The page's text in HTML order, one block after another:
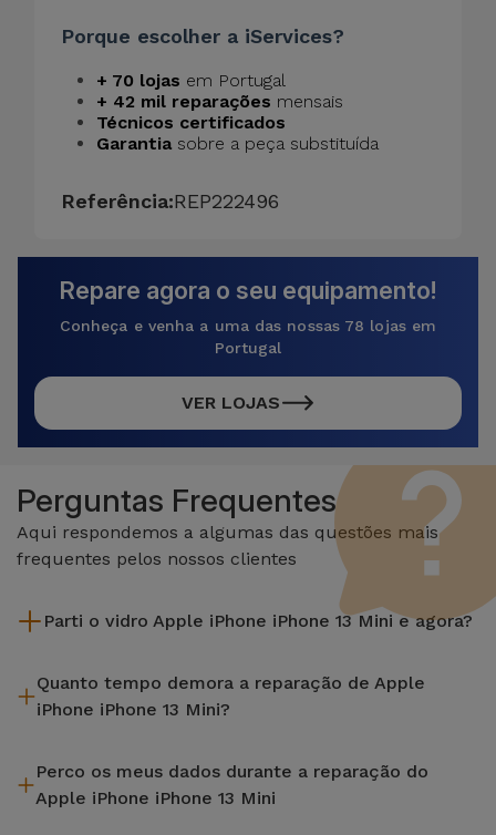
Porque escolher a iServices?
+ 70 lojas em Portugal
+ 42 mil reparações mensais
Técnicos certificados
Garantia sobre a peça substituída
Referência:REP222496
Repare agora o seu equipamento!
Conheça e venha a uma das nossas 78 lojas em
Portugal
VER LOJAS
Perguntas Frequentes
Aqui respondemos a algumas das questões mais
frequentes pelos nossos clientes
Parti o vidro Apple iPhone iPhone 13 Mini e agora?
a loja mais próxima de si.
Quanto tempo demora a reparação de Apple
iPhone iPhone 13 Mini?
efetuada em aproximadamente 20 a 30 minutos.
Perco os meus dados durante a reparação do
Apple iPhone iPhone 13 Mini